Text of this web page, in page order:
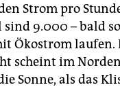
Strom pro
sind 9.000 – bald
Ökostrom laufen.
scheint im
Sonne, als das